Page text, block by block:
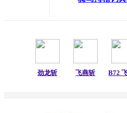
劲龙斩 飞燕斩 B72